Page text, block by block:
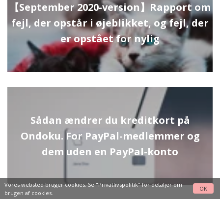
【September 2020-version】Rapport om
fejl, der opstår i øjeblikket, og fejl, der
er opstået for nylig
Sådan ændrer du kreditkort på
Ondoku. For PayPal-medlemmer og
dem uden en PayPal-konto
Vores websted bruger cookies. Se"Privatlivspolitik"for detaljer om
brugen af cookies.
OK